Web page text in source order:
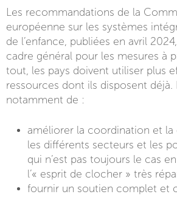
Les recommandations de la
européenne sur les systèmes
de l’enfance, publiées en avril
cadre général pour les mesures à
tout, les pays doivent utiliser plus
ressources dont ils disposent déjà.
notamment de :
améliorer la coordination et
les différents secteurs et les
qui n’est pas toujours le cas
l’« esprit de clocher » très
fournir un soutien complet et